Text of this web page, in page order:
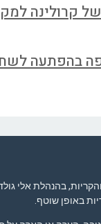
קמפיין קיץ 2026 של
בהפתעה
בהנהלת אלי
באופן שוטף.